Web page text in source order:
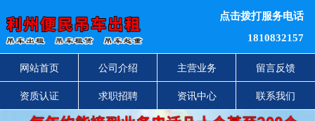
点击拨打服务电话
1810832157
网站首页 公司介绍 主营业务 留言反馈
资质认证 求职招聘 资讯中心 联系我们